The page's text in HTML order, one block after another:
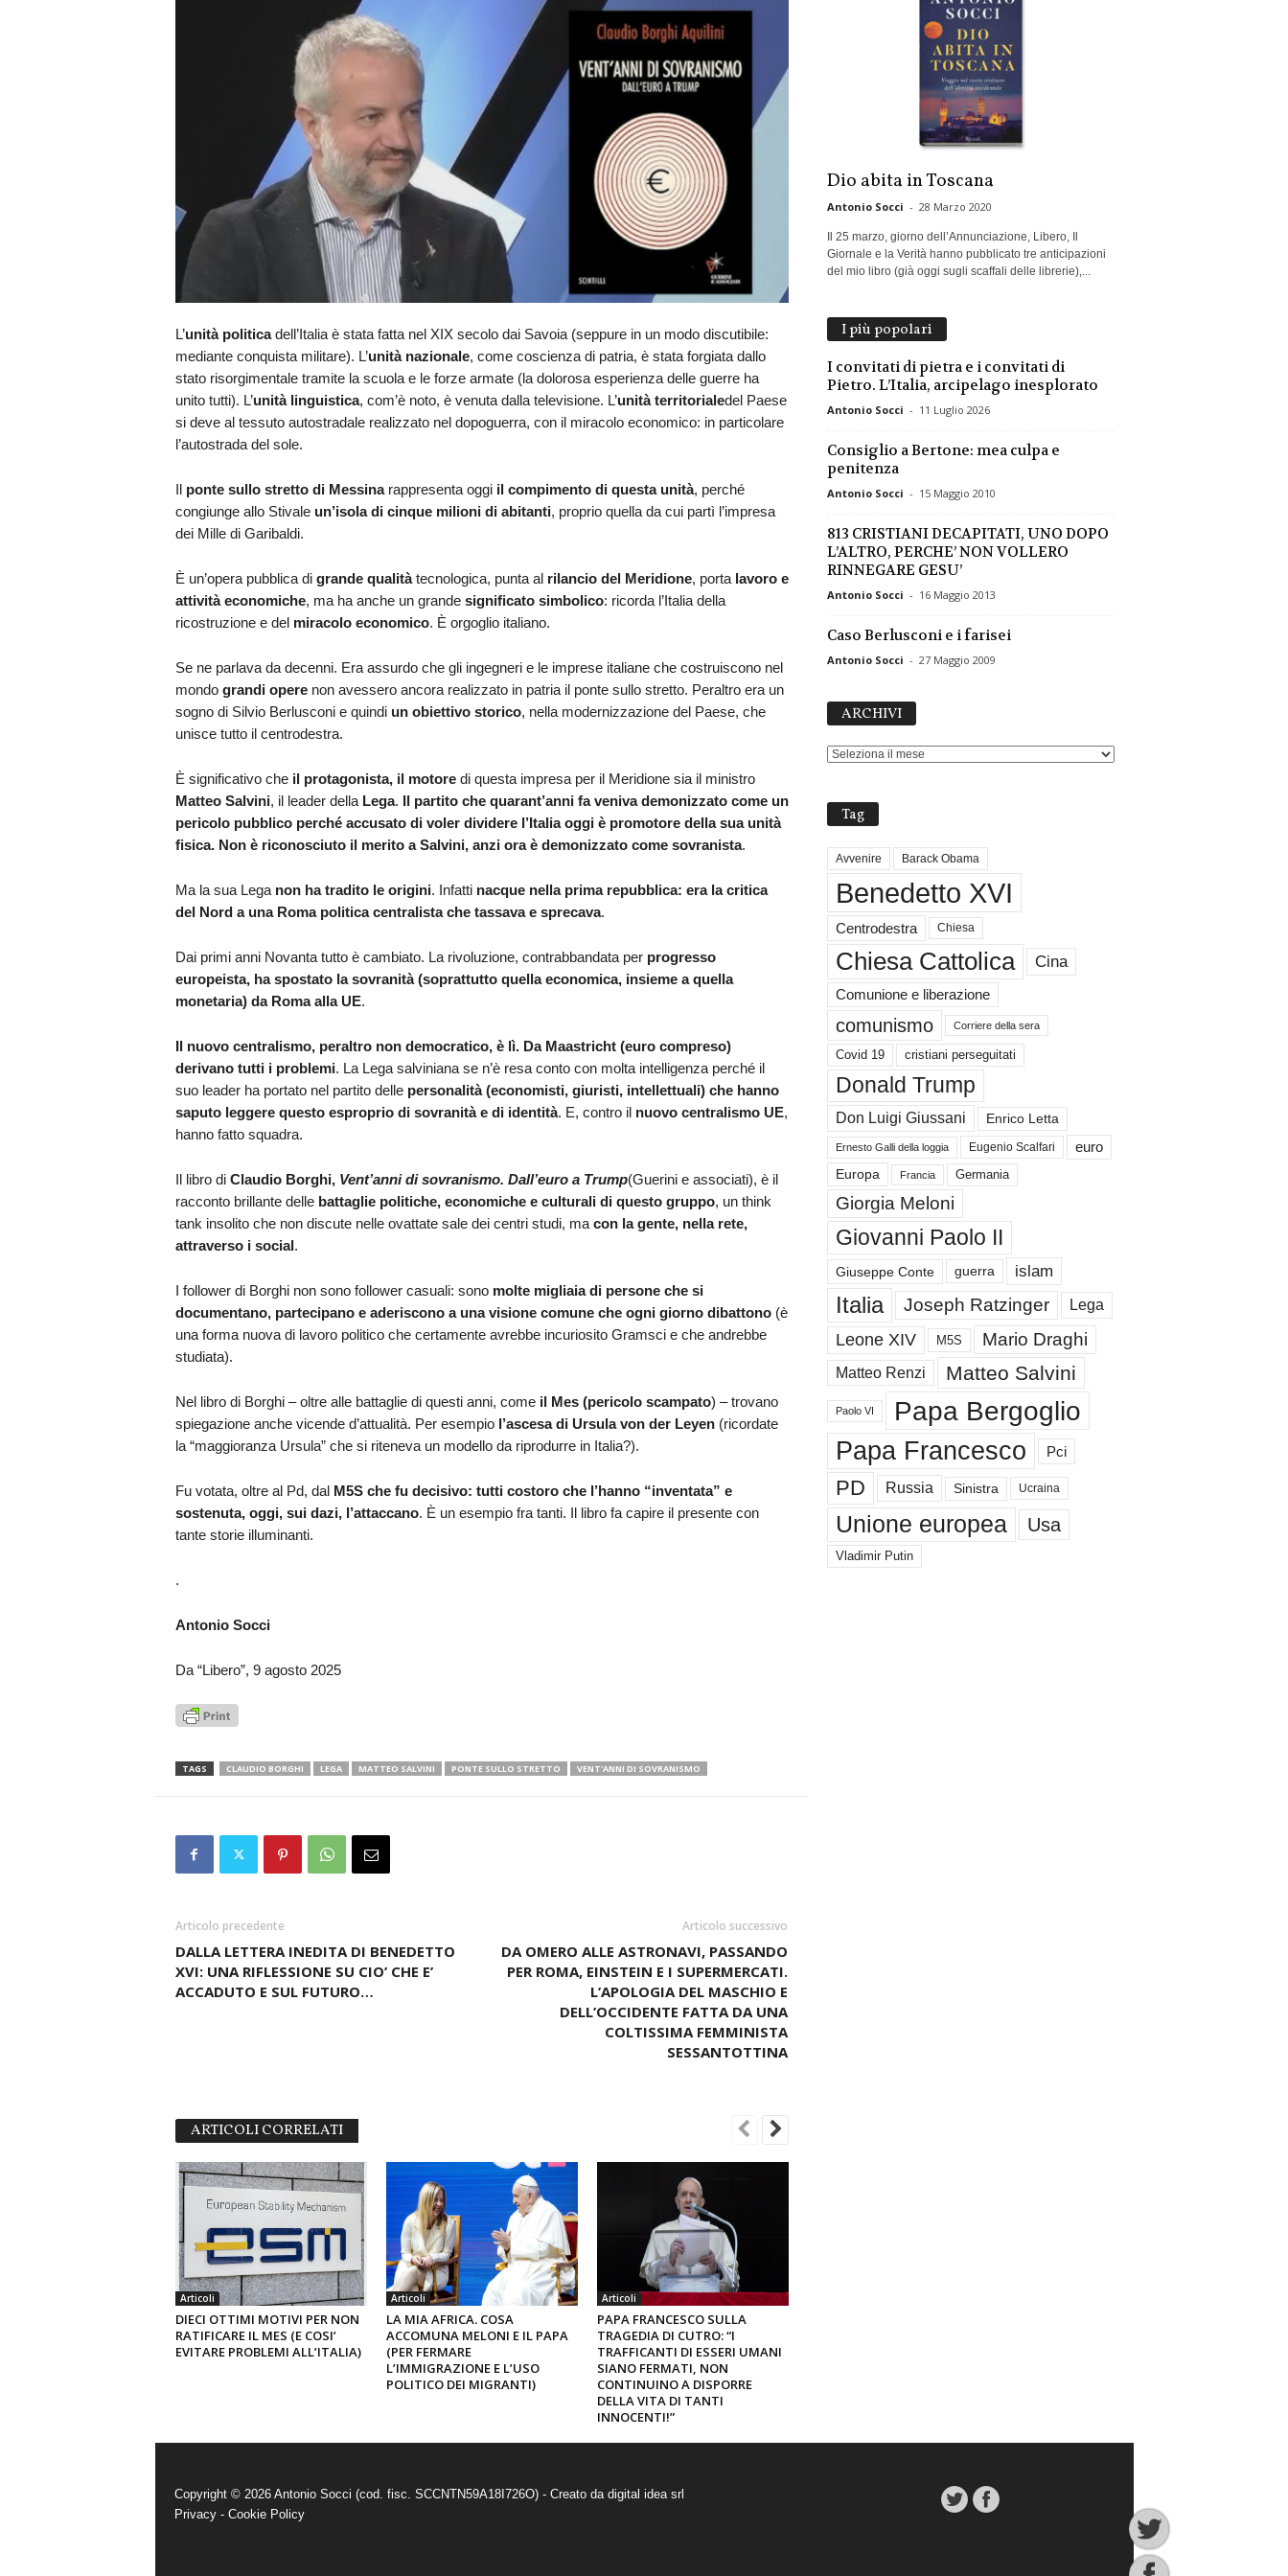
L’unità politicadell’Italia è stata fatta nel XIX secolo dai Savoia (seppure in un modo discutibile:
mediante conquista militare). L’unità nazionale, come coscienza di patria, è stata forgiata dallo
stato risorgimentale tramite la scuola e le forze armate (la dolorosa esperienza delle guerre ha
unito tutti). L’unità linguistica, com’è noto, è venuta dalla televisione. L’unità territorialedel Paese
si deve al tessuto autostradale realizzato nel dopoguerra, con il miracolo economico: in particolare
l’autostrada del sole.
Il ponte sullo stretto di Messinarappresenta oggi il compimento di questa unità, perché
congiunge allo Stivale un’isola di cinque milioni di abitanti, proprio quella da cui partì l’impresa
dei Mille di Garibaldi.
È un’opera pubblica di grande qualitàtecnologica, punta al rilancio del Meridione, porta lavoro e
attività economiche, ma ha anche un grande significato simbolico: ricorda l’Italia della
ricostruzione e del miracolo economico. È orgoglio italiano.
Se ne parlava da decenni. Era assurdo che gli ingegneri e le imprese italiane che costruiscono nel
mondo grandi operenon avessero ancora realizzato in patria il ponte sullo stretto. Peraltro era un
sogno di Silvio Berlusconi e quindi un obiettivo storico, nella modernizzazione del Paese, che
unisce tutto il centrodestra.
È significativo che il protagonista, il motoredi questa impresa per il Meridione sia il ministro
Matteo Salvini, il leader della Lega. Il partito che quarant’anni fa veniva demonizzato come un
pericolo pubblico perché accusato di voler dividere l’Italia oggi è promotore della sua unità
fisica. Non è riconosciuto il merito a Salvini, anzi ora è demonizzato come sovranista.
Ma la sua Lega non ha tradito le origini. Infatti nacque nella prima repubblica: era la critica
del Nord a una Roma politica centralista che tassava e sprecava.
Dai primi anni Novanta tutto è cambiato. La rivoluzione, contrabbandata per progresso
europeista, ha spostato la sovranità (soprattutto quella economica, insieme a quella
monetaria) da Roma alla UE.
Il nuovo centralismo, peraltro non democratico, è lì. Da Maastricht (euro compreso)
derivano tutti i problemi. La Lega salviniana se n’è resa conto con molta intelligenza perché il
suo leader ha portato nel partito delle personalità (economisti, giuristi, intellettuali) che hanno
saputo leggere questo esproprio di sovranità e di identità. E, contro il nuovo centralismo UE,
hanno fatto squadra.
Il libro di Claudio Borghi, Vent’anni di sovranismo. Dall’euro a Trump(Guerini e associati), è il
racconto brillante delle battaglie politiche, economiche e culturali di questo gruppo, un think
tank insolito che non discute nelle ovattate sale dei centri studi, ma con la gente, nella rete,
attraverso i social.
I follower di Borghi non sono follower casuali: sono molte migliaia di persone che si
documentano, partecipano e aderiscono a una visione comune che ogni giorno dibattono(è
una forma nuova di lavoro politico che certamente avrebbe incuriosito Gramsci e che andrebbe
studiata).
Nel libro di Borghi – oltre alle battaglie di questi anni, come il Mes (pericolo scampato) – trovano
spiegazione anche vicende d’attualità. Per esempio l’ascesa di Ursula von der Leyen (ricordate
la “maggioranza Ursula” che si riteneva un modello da riprodurre in Italia?).
Fu votata, oltre al Pd, dal M5S che fu decisivo: tutti costoro che l’hanno “inventata” e
sostenuta, oggi, sui dazi, l’attaccano. È un esempio fra tanti. Il libro fa capire il presente con
tante storie illuminanti.
.
Antonio Socci
Da “Libero”, 9 agosto 2025
TAGS CLAUDIO BORGHI LEGA MATTEO SALVINI PONTE SULLO STRETTO VENT'ANNI DI SOVRANISMO
Articolo precedente
DALLA LETTERA INEDITA DI BENEDETTO
XVI: UNA RIFLESSIONE SU CIO’ CHE E’
ACCADUTO E SUL FUTURO…
Articolo successivo
DA OMERO ALLE ASTRONAVI, PASSANDO
PER ROMA, EINSTEIN E I SUPERMERCATI.
L’APOLOGIA DEL MASCHIO E
DELL’OCCIDENTE FATTA DA UNA
COLTISSIMA FEMMINISTA
SESSANTOTTINA
ARTICOLI CORRELATI
Articoli
DIECI OTTIMI MOTIVI PER NON
RATIFICARE IL MES (E COSI’
EVITARE PROBLEMI ALL’ITALIA)
Articoli
LA MIA AFRICA. COSA
ACCOMUNA MELONI E IL PAPA
(PER FERMARE
L’IMMIGRAZIONE E L’USO
POLITICO DEI MIGRANTI)
Articoli
PAPA FRANCESCO SULLA
TRAGEDIA DI CUTRO: “I
TRAFFICANTI DI ESSERI UMANI
SIANO FERMATI, NON
CONTINUINO A DISPORRE
DELLA VITA DI TANTI
INNOCENTI!”
Dio abita in Toscana
Antonio Socci - 28 Marzo 2020
Il 25 marzo, giorno dell’Annunciazione, Libero, Il
Giornale e la Verità hanno pubblicato tre anticipazioni
del mio libro (già oggi sugli scaffali delle librerie),...
I più popolari
I convitati di pietra e i convitati di
Pietro. L’Italia, arcipelago inesplorato
Antonio Socci - 11 Luglio 2026
Consiglio a Bertone: mea culpa e
penitenza
Antonio Socci - 15 Maggio 2010
813 CRISTIANI DECAPITATI, UNO DOPO
L’ALTRO, PERCHE’ NON VOLLERO
RINNEGARE GESU’
Antonio Socci - 16 Maggio 2013
Caso Berlusconi e i farisei
Antonio Socci - 27 Maggio 2009
ARCHIVI
Tag
Avvenire Barack Obama
Benedetto XVI
Centrodestra Chiesa
Chiesa Cattolica Cina
Comunione e liberazione
comunismo Corriere della sera
Covid 19 cristiani perseguitati
Donald Trump
Don Luigi Giussani Enrico Letta
Ernesto Galli della loggia Eugenio Scalfari euro
Europa Francia Germania
Giorgia Meloni
Giovanni Paolo II
Giuseppe Conte guerra islam
Italia Joseph Ratzinger Lega
Leone XIV M5S Mario Draghi
Matteo Renzi Matteo Salvini
Paolo VI Papa Bergoglio
Papa Francesco Pci
PD Russia Sinistra Ucraina
Unione europea Usa
Vladimir Putin
Copyright © 2026 Antonio Socci (cod. fisc. SCCNTN59A18I726O) - Creato da digital idea srl
Privacy- Cookie Policy